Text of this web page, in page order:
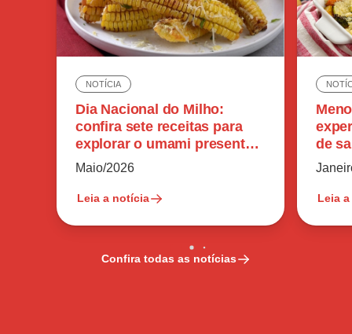
NOTÍCIA
Dia Nacional do Milho:
confira sete receitas para
explorar o umami presente
no ingrediente
Maio/2026
Leia a notícia
de
Leia
Confira todas as notícias